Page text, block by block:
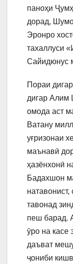
паноҳи
дорад,
Эронро
тахаллуси
Сайидюнус
Пораи
дигар
омода аст
Ватану
уғризонаи
маънавӣ
ҳазёнхонӣ
Бадахшон
тавонад
пеш барад.
ӯро на касе
даъват
ҷониби